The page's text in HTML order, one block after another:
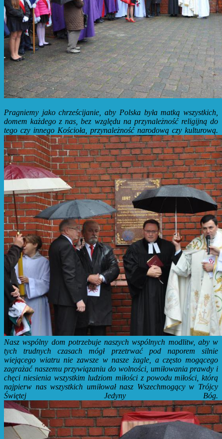
Pragniemy jako chrześcijanie, aby Polska była matką wszystkich,
domem każdego z nas, bez względu na przynależność religijną do
tego czy innego Kościoła, przynależność narodową czy kulturową.
Nasz wspólny dom potrzebuje naszych wspólnych modlitw, aby w
tych trudnych czasach mógł przetrwać pod naporem silnie
wiejącego wiatru nie zawsze w nasze żagle, a często mogącego
zagrażać naszemu przywiązaniu do wolności, umiłowania prawdy i
chęci niesienia wszystkim ludziom miłości z powodu miłości, którą
najpierw nas wszystkich umiłował nasz Wszechmogący w Trójcy
Świętej Jedyny Bóg.